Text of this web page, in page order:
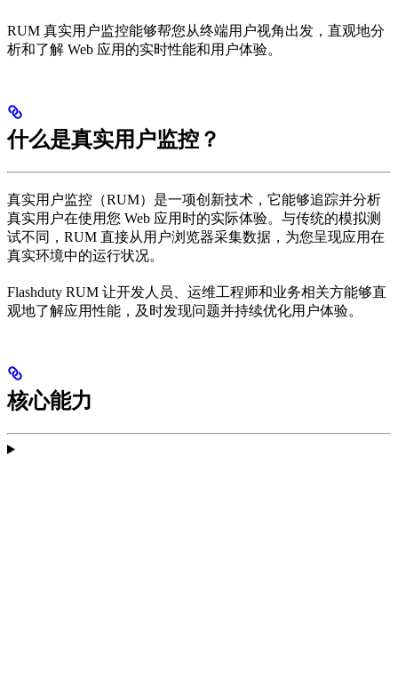
RUM 真实用户监控能够帮您从终端用户视角出发，直观地分
析和了解 Web 应用的实时性能和用户体验。
什么是真实用户监控？
真实用户监控（RUM）是一项创新技术，它能够追踪并分析
真实用户在使用您 Web 应用时的实际体验。与传统的模拟测
试不同，RUM 直接从用户浏览器采集数据，为您呈现应用在
真实环境中的运行状况。
Flashduty RUM 让开发人员、运维工程师和业务相关方能够直
观地了解应用性能，及时发现问题并持续优化用户体验。
核心能力